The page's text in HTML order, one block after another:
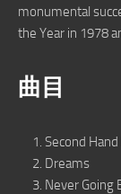
monumental
the Year in 1978
曲目
Second
Dreams
Never Going